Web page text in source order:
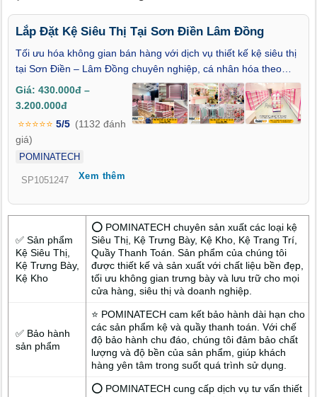
Lắp Đặt Kệ Siêu Thị Tại Sơn Điền Lâm Đồng
Tối ưu hóa không gian bán hàng với dịch vụ thiết kế kệ siêu thị
tại Sơn Điền – Lâm Đồng chuyên nghiệp, cá nhân hóa theo
từng loại hình kinh doanh. Giải pháp bố trí thông minh giúp
tăng diện tích trưng bày, phân luồng lối đi và nâng cao trải
nghiệm mua sắm. Đơn vị lắp đặt kệ siêu thị tại Sơn Điền – Lâm
Đồng luôn đảm bảo tiến độ nhanh chóng, linh hoạt thi công
ngoài giờ để không làm gián đoạn hoạt động cửa hàng. Hệ
thống thi công kệ siêu thị tại Sơn Điền – Lâm Đồng sử dụng vật
liệu bền đẹp, tùy chỉnh màu sắc, kích thước và kiểu dáng. Đáp
thiết kế – thi công đến bảo hành tận nơi. Tối ưu chi phí – tăng
hiệu quả kinh doanh ngay hôm nay!
Giá: 430.000đ –
3.200.000đ
⭐⭐⭐⭐⭐ 5/5 (1132 đánh
giá)
POMINATECH
SP1051247 Xem thêm
✅ Sản phẩm
Kệ Siêu Thị,
Kệ Trưng Bày,
Kệ Kho
⭕ POMINATECH chuyên sản xuất các loại kệ
Siêu Thị, Kệ Trưng Bày, Kệ Kho, Kệ Trang Trí,
Quầy Thanh Toán. Sản phẩm của chúng tôi
được thiết kế và sản xuất với chất liệu bền đẹp,
tối ưu không gian trưng bày và lưu trữ cho mọi
cửa hàng, siêu thị và doanh nghiệp.
✅ Bảo hành
sản phẩm
⭐ POMINATECH cam kết bảo hành dài hạn cho
các sản phẩm kệ và quầy thanh toán. Với chế
độ bảo hành chu đáo, chúng tôi đảm bảo chất
lượng và độ bền của sản phẩm, giúp khách
hàng yên tâm trong suốt quá trình sử dụng.
⭕ POMINATECH cung cấp dịch vụ tư vấn thiết